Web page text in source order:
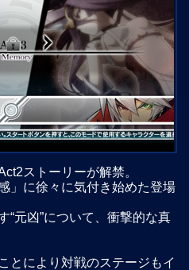
ストーリーが解禁。
」に徐々に気付き始めた登場
“元凶”について、衝撃的な真
とにより対戦のステージもイ